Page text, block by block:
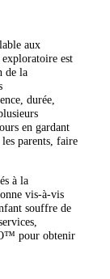
aux
est
de la
durée,
en gardant
parents, faire
à la
vis-à-vis
souffre de
pour obtenir